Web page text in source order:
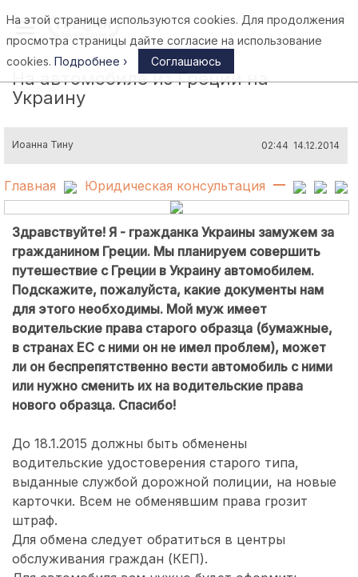
Афины
На автомобиле из Греции на
Украину
Иоанна Тину 02:44 14.12.2014
Главная Юридическая консультация
Здравствуйте! Я - гражданка Украины замужем за
гражданином Греции. Мы планируем совершить
путешествие с Греции в Украину автомобилем.
Подскажите, пожалуйста, какие документы нам
для этого необходимы. Мой муж имеет
водительские права старого образца (бумажные,
в странах ЕС с ними он не имел проблем), может
ли он беспрепятственно вести автомобиль с ними
или нужно сменить их на водительские права
нового образца. Спасибо!
До 18.1.2015 должны быть обменены
водительские удостоверения старого типа,
выданные службой дорожной полиции, на новые
карточки. Всем не обменявшим права грозит
штраф.
Для обмена следует обратиться в центры
обслуживания граждан (КЕП).
На этой странице используются cookies. Для продолжения
просмотра страницы дайте согласие на использование
cookies. Подробнее › Соглашаюсь